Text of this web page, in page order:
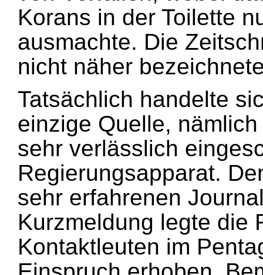
Korans in der Toilette
ausmachte. Die
nicht näher
Tatsächlich handelte
einzige Quelle,
sehr verlässlich
Regierungsapparat.
sehr erfahrenen
Kurzmeldung legte die
Kontaktleuten im